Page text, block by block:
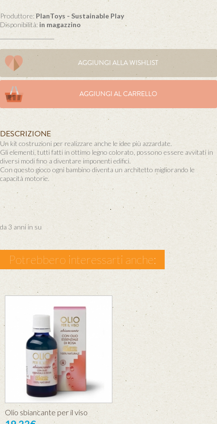
Produttore:PlanToys - Sustainable Play
Disponibilità: in magazzino
AGGIUNGI ALLA WISHLIST
AGGIUNGI AL CARRELLO
DESCRIZIONE
Un kit costruzioni per realizzare anche le idee più azzardate.
Gli elementi, tutti fatti in ottimo legno colorato, possono essere avvitati in
diversi modi fino a diventare imponenti edifici.
Con questo gioco ogni bambino diventa un architetto migliorando le
capacità motorie.
da 3 anni in su
Potrebbero interessarti anche:
Olio sbiancante per il viso